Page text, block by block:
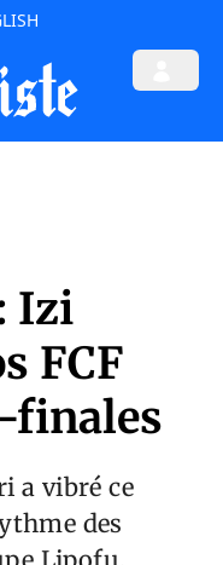
Izi
FCF
finales
a vibré ce
des